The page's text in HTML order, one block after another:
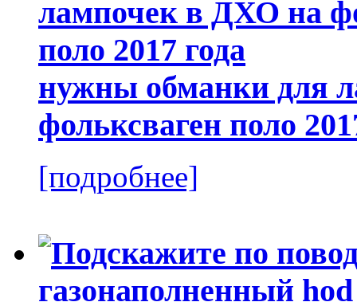
нужны обманки для
фольксваген поло
[подробнее]